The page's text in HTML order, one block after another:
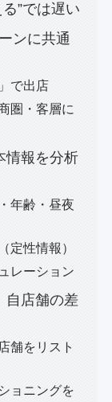
”では遅い
ンに共通
で出店
圏・客層に
情報を分析
年齢・昼夜
定性情報）
レーション
自店舗の差
舗をリスト
ョニングを